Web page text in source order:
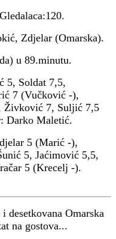
Zdjelar (Omarska).
u 89.minutu.
5, Soldat 7,5,
7 (Vučković -),
Živković 7, Suljić 7,5
Darko Maletić.
5 (Marić -),
5, Jaćimović 5,5,
5 (Krecelj -).
Omarska
na gostova...